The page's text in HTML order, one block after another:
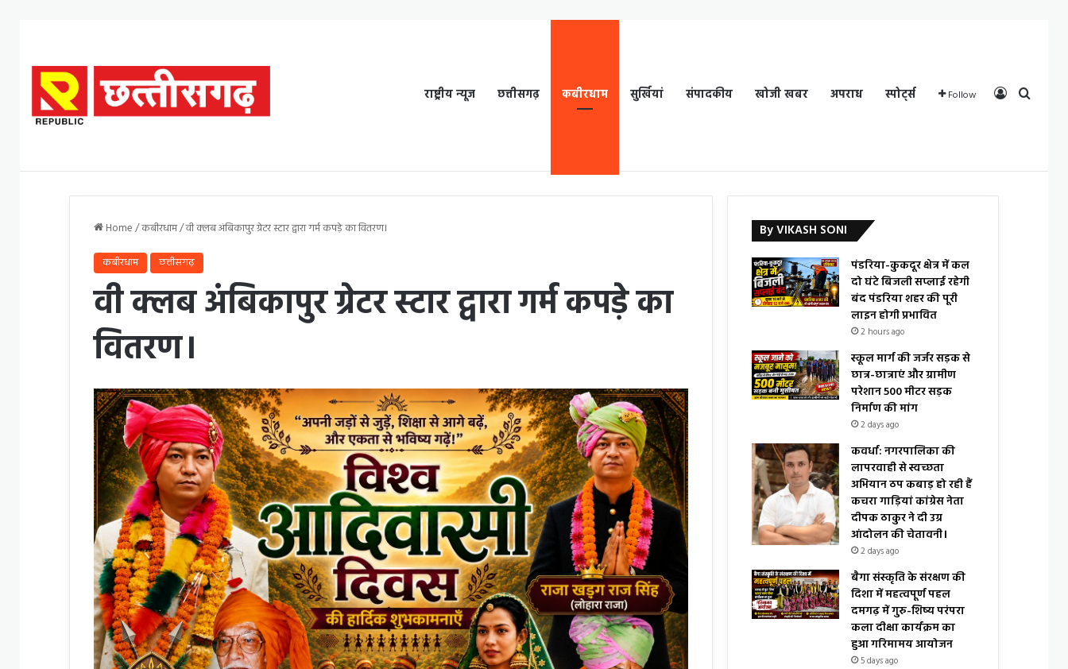
राष्ट्रीय न्यूज छत्तीसगढ़ कबीरधाम सुर्खियां संपादकीय खोजी खबर अपराध स्पोर्ट्स Follow Log In
Home/कबीरधाम/वी क्लब अंबिकापुर ग्रेटर स्टार द्वारा गर्म कपड़े का वितरण।
कबीरधाम छत्तीसगढ़
वी क्लब अंबिकापुर ग्रेटर स्टार द्वारा गर्म कपड़े का
वितरण।
By VIKASH SONI
पंडरिया-कुकदूर क्षेत्र में कल
दो घंटे बिजली सप्लाई रहेगी
बंद पंडरिया शहर की पूरी
लाइन होगी प्रभावित
2 hours ago
स्कूल मार्ग की जर्जर सड़क से
छात्र-छात्राएं और ग्रामीण
परेशान 500 मीटर सड़क
निर्माण की मांग
2 days ago
कवर्धा: नगरपालिका की
लापरवाही से स्वच्छता
अभियान ठप कबाड़ हो रही हैं
कचरा गाड़ियां कांग्रेस नेता
दीपक ठाकुर ने दी उग्र
आंदोलन की चेतावनी।
2 days ago
बैगा संस्कृति के संरक्षण की
दिशा में महत्वपूर्ण पहल
दमगढ़ में गुरु-शिष्य परंपरा
कला दीक्षा कार्यक्रम का
हुआ गरिमामय आयोजन
5 days ago